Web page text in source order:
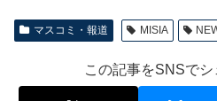
マスコミ・報道 MISIA
この記事をSNSでシ